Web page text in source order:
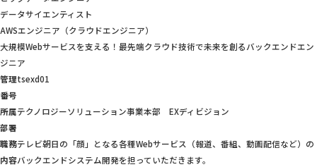
データサイエンティスト
AWSエンジニア（クラウドエンジニア）
大規模Webサービスを支える！最先端クラウド技術で未来を創るバックエンドエン
ジニア
管理
番号
tsexd01
所属
部署
テクノロジーソリューション事業本部 EXディビジョン
職務
内容
テレビ朝日の「顔」となる各種Webサービス（報道、番組、動画配信など）の
バックエンドシステム開発を担っていただきます。